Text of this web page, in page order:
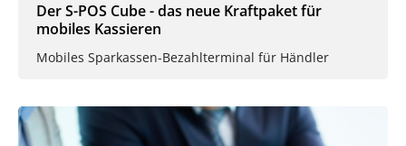
Der S-POS Cube - das neue Kraftpaket für
mobiles Kassieren
Mobiles Sparkassen-Bezahlterminal für Händler